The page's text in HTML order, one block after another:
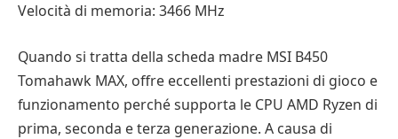
Velocità di memoria: 3466 MHz
Quando si tratta della scheda madre MSI B450
Tomahawk MAX, offre eccellenti prestazioni di gioco e
funzionamento perché supporta le CPU AMD Ryzen di
prima, seconda e terza generazione. A causa di